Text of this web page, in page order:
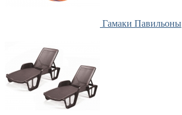
Гамаки Павильоны